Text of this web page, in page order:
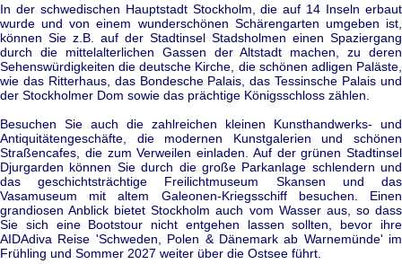
In der schwedischen Hauptstadt Stockholm, die auf 14 Inseln erbaut
wurde und von einem wunderschönen Schärengarten umgeben ist,
können Sie z.B. auf der Stadtinsel Stadsholmen einen Spaziergang
durch die mittelalterlichen Gassen der Altstadt machen, zu deren
Sehenswürdigkeiten die deutsche Kirche, die schönen adligen Paläste,
wie das Ritterhaus, das Bondesche Palais, das Tessinsche Palais und
der Stockholmer Dom sowie das prächtige Königsschloss zählen.
Besuchen Sie auch die zahlreichen kleinen Kunsthandwerks- und
Antiquitätengeschäfte, die modernen Kunstgalerien und schönen
Straßencafes, die zum Verweilen einladen. Auf der grünen Stadtinsel
Djurgarden können Sie durch die große Parkanlage schlendern und
das geschichtsträchtige Freilichtmuseum Skansen und das
Vasamuseum mit altem Galeonen-Kriegsschiff besuchen. Einen
grandiosen Anblick bietet Stockholm auch vom Wasser aus, so dass
Sie sich eine Bootstour nicht entgehen lassen sollten, bevor ihre
AIDAdiva Reise 'Schweden, Polen & Dänemark ab Warnemünde' im
Frühling und Sommer 2027 weiter über die Ostsee führt.